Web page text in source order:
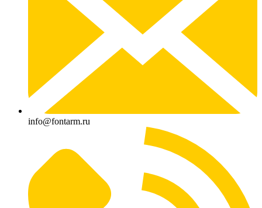
info@fontarm.ru